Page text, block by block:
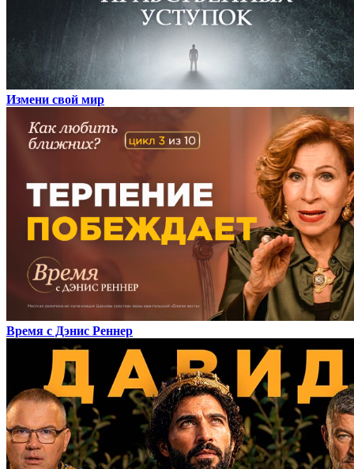
Измени свой мир
Время с Дэнис Реннер